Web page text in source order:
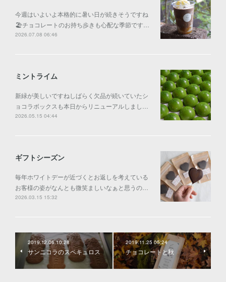
今週はいよいよ本格的に暑い日が続きそうですね
🏖️チョコレートのお持ち歩きも心配な季節です…
2026.07.08 06:46
ミントライム
新緑が美しいですねしばらく欠品が続いていたシ
ョコラボックスも本日からリニューアルしまし…
2026.05.15 04:44
ギフトシーズン
毎年ホワイトデーが近づくとお返しを考えている
お客様の姿がなんとも微笑ましいなぁと思うの…
2026.03.15 15:32
2019.12.06 10:28
サンニコラのスペキュロス
2019.11.25 05:24
チョコレートと秋